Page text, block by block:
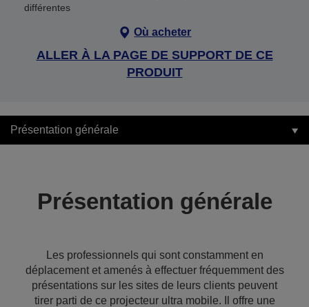
différentes
Où acheter
ALLER À LA PAGE DE SUPPORT DE CE
PRODUIT
Présentation générale
Présentation générale
Les professionnels qui sont constamment en
déplacement et amenés à effectuer fréquemment des
présentations sur les sites de leurs clients peuvent
tirer parti de ce projecteur ultra mobile. Il offre une